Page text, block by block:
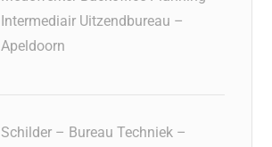
Intermediair Uitzendbureau –
Apeldoorn
Schilder – Bureau Techniek –